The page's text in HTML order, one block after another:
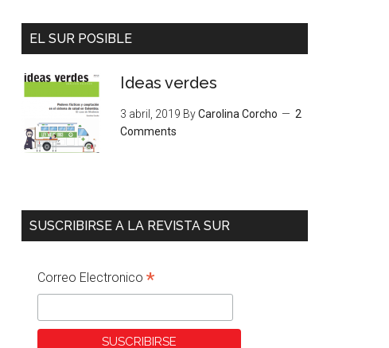
EL SUR POSIBLE
Ideas verdes
3 abril, 2019 ByCarolina Corcho
2
Comments
SUSCRIBIRSE A LA REVISTA SUR
Correo Electronico *